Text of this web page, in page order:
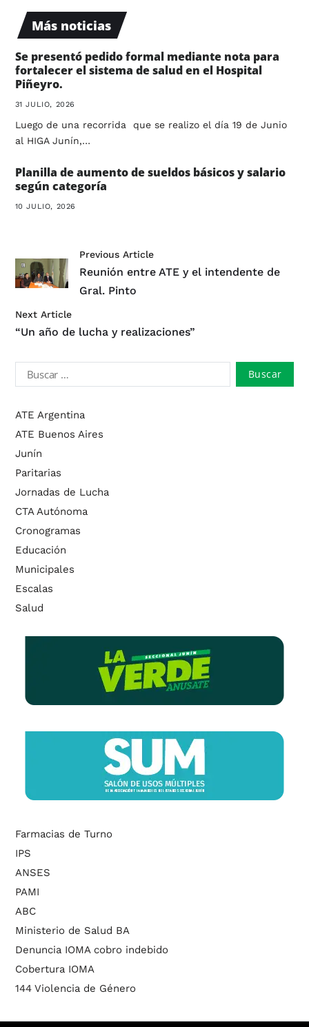
Más noticias
Se presentó pedido formal mediante nota para
fortalecer el sistema de salud en el Hospital
Piñeyro.
31 JULIO, 2026
Luego de una recorrida que se realizo el día 19 de Junio
al HIGA Junín,…
Planilla de aumento de sueldos básicos y salario
según categoría
10 JULIO, 2026
Previous Article
Reunión entre ATE y el intendente de
Gral. Pinto
Next Article
“Un año de lucha y realizaciones”
ATE Argentina
ATE Buenos Aires
Junín
Paritarias
Jornadas de Lucha
CTA Autónoma
Cronogramas
Educación
Municipales
Escalas
Salud
Farmacias de Turno
IPS
ANSES
PAMI
ABC
Ministerio de Salud BA
Denuncia IOMA cobro indebido
Cobertura IOMA
144 Violencia de Género